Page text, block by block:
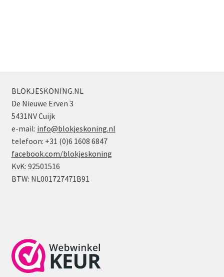
Zwart
aantal
Blauw
BLOKJESKONING.NL
De Nieuwe Erven 3
5431NV Cuijk
e-mail: info@blokjeskoning.nl
telefoon: +31 (0)6 1608 6847
facebook.com/blokjeskoning
KvK: 92501516
BTW: NL001727471B91